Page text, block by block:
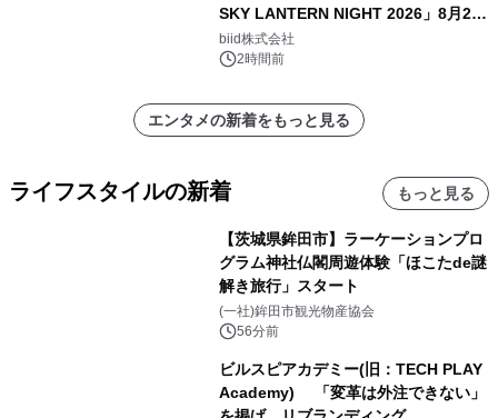
SKY LANTERN NIGHT 2026」8月22
日(土)振替開催＆受付スタート！
biid株式会社
2時間前
エンタメの新着をもっと見る
ライフスタイルの新着 もっと見る
【茨城県鉾田市】ラーケーションプロ
グラム神社仏閣周遊体験「ほこたde謎
解き旅行」スタート
(一社)鉾田市観光物産協会
56分前
ビルスピアカデミー(旧：TECH PLAY
Academy) 「変革は外注できない」